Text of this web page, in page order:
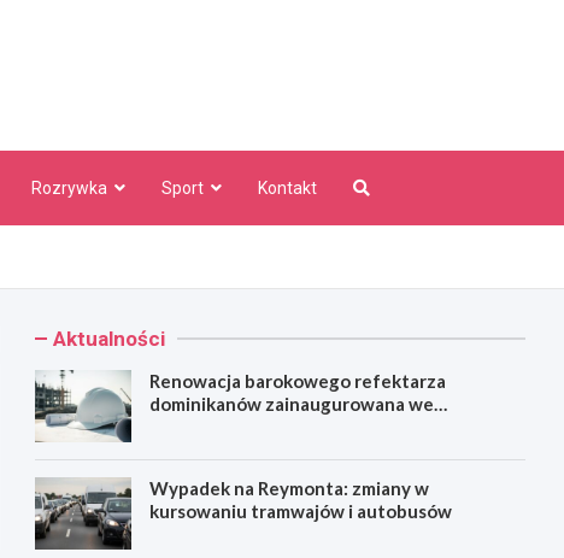
Rozrywka Sport Kontakt
Aktualności
Renowacja barokowego refektarza
dominikanów zainaugurowana we
Wypadek na Reymonta: zmiany w
kursowaniu tramwajów i autobusów